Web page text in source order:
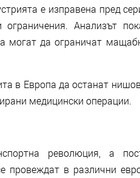
е изправена пред
Анализът
могат да ограничат
в Европа да останат
медицински операции.
революция, а
провеждат в различни